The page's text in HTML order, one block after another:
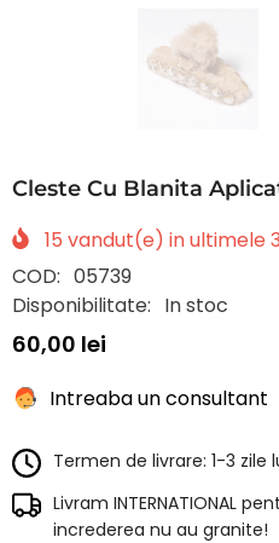
Cleste Cu Blanita
15 vandut(e) in ultimele
COD: 05739
Disponibilitate: In stoc
60,00 lei
Intreaba un consultant
Termen de livrare: 1-3 zile
Livram INTERNATIONAL
increderea nu au granite!